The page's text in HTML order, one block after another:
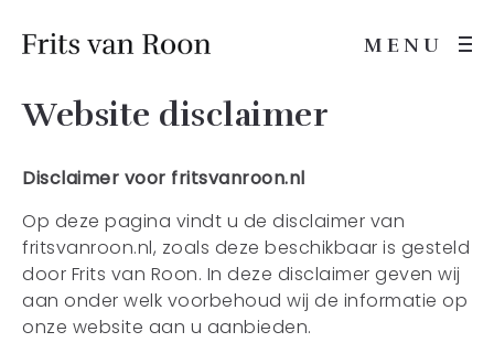
MENU
Website disclaimer
Disclaimer voor fritsvanroon.nl
Op deze pagina vindt u de disclaimer van
fritsvanroon.nl, zoals deze beschikbaar is gesteld
door Frits van Roon. In deze disclaimer geven wij
aan onder welk voorbehoud wij de informatie op
onze website aan u aanbieden.